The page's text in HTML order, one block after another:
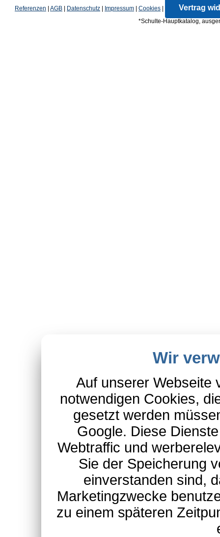
Referenzen AGB Datenschutz Impressum Cookies Vertrag
*Schulte-Hauptkatalog,
Wir
Auf unserer Webseite
notwendigen Cookies,
gesetzt werden
Google. Diese
Webtraffic und
Sie der Speicherung
einverstanden sind,
Marketingzwecke
zu einem späteren